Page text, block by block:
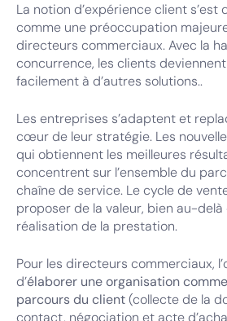
La notion d’expérience client s’est
comme une préoccupation
directeurs commerciaux. Avec la
concurrence, les clients
facilement à d’autres solutions..
Les entreprises s’adaptent et
cœur de leur stratégie. Les
qui obtiennent les meilleures
concentrent sur l’ensemble du
chaîne de service. Le cycle de
proposer de la valeur, bien au-delà
réalisation de la prestation.
Pour les directeurs commerciaux,
d’élaborer une organisation
parcours du client(collecte de la
contact, négociation et acte